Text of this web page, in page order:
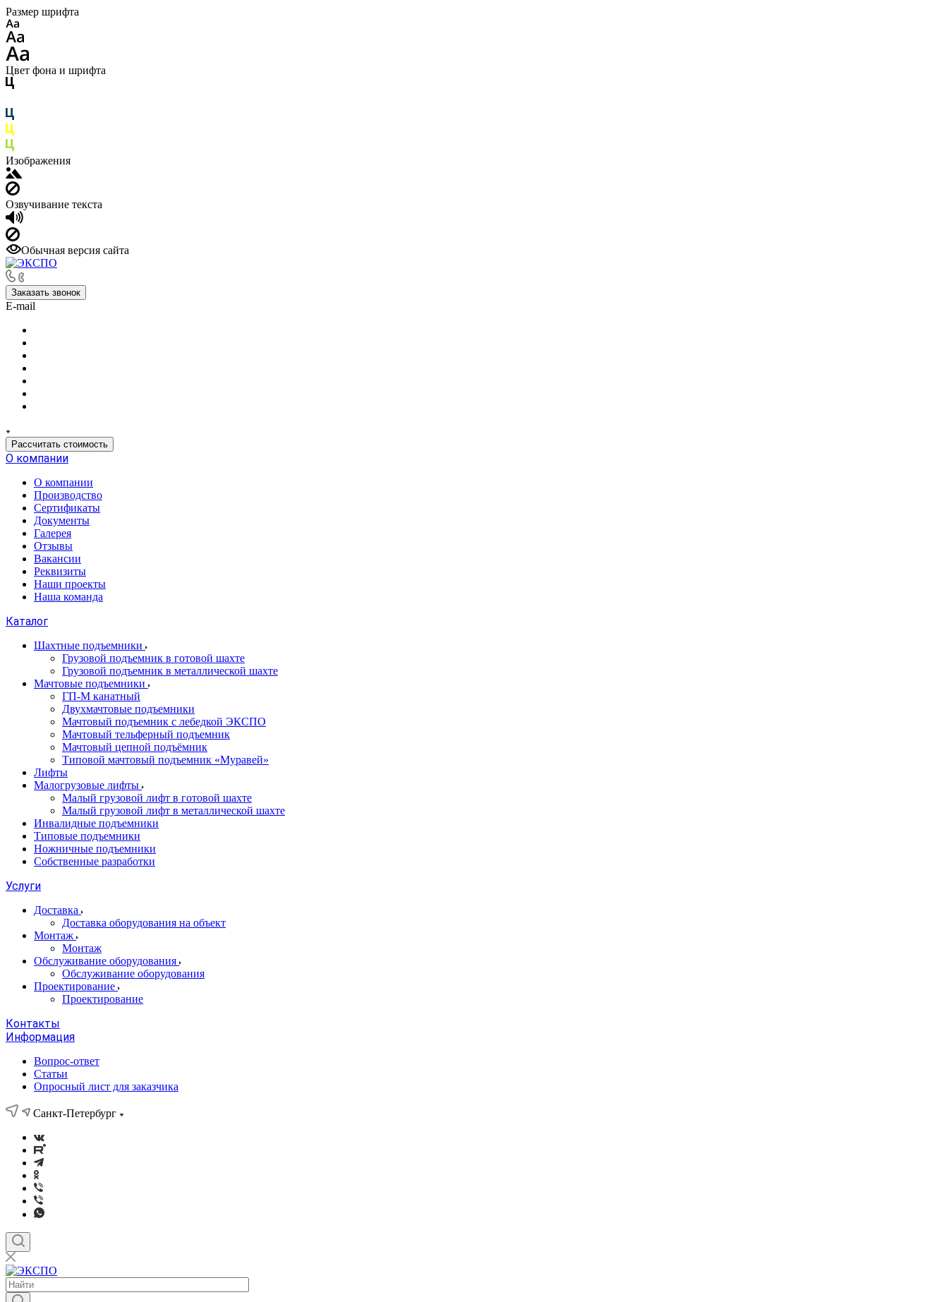
Размер шрифта
Цвет фона и шрифта
Изображения
Озвучивание текста
Обычная версия сайта
Заказать звонок
E-mail
Рассчитать стоимость
О компании
О компании
Производство
Сертификаты
Документы
Галерея
Отзывы
Вакансии
Реквизиты
Наши проекты
Наша команда
Каталог
Шахтные подъемники
Грузовой подъемник в готовой шахте
Грузовой подъемник в металлической шахте
Мачтовые подъемники
ГП-М канатный
Двухмачтовые подъемники
Мачтовый подъемник с лебедкой ЭКСПО
Мачтовый тельферный подъемник
Мачтовый цепной подъёмник
Типовой мачтовый подъемник «Муравей»
Лифты
Малогрузовые лифты
Малый грузовой лифт в готовой шахте
Малый грузовой лифт в металлической шахте
Инвалидные подъемники
Типовые подъемники
Ножничные подъемники
Собственные разработки
Услуги
Доставка
Доставка оборудования на объект
Монтаж
Монтаж
Обслуживание оборудования
Обслуживание оборудования
Проектирование
Проектирование
Контакты
Информация
Вопрос-ответ
Статьи
Опросный лист для заказчика
Санкт-Петербург